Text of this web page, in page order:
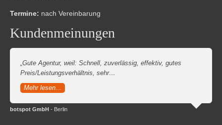
Termine: nach Vereinbarung
Kundenmeinungen
„Gute Agentur, weil: Schnell, zuverlässig, effektiv, gutes
Preis/Leistungsverhältnis, sehr…
Mehr lesen...
botspot GmbH - Berlin